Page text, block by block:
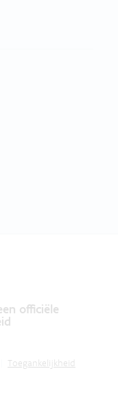
officiële
Toegankelijkheid